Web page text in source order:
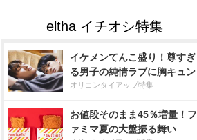
イケメンてんこ盛り！尊すぎ
る男子の純情ラブに胸キュン
オリコンタイアップ特集
お値段そのまま45％増量！フ
ァミマ夏の大盤振る舞い